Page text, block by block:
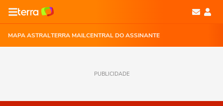
MAPA ASTRALTERRA MAILCENTRAL DO ASSINANTE
PUBLICIDADE